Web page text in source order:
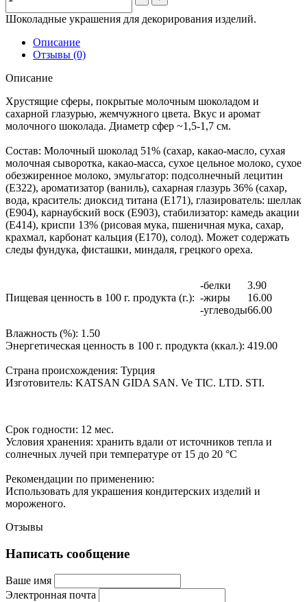
Шоколадные украшения для декорирования изделий.
Описание
Отзывы (0)
Описание
Хрустящие сферы, покрытые молочным шоколадом и
сахарной глазурью, жемчужного цвета. Вкус и аромат
молочного шоколада. Диаметр сфер ~1,5-1,7 см.
Состав: Молочный шоколад 51% (сахар, какао-масло, сухая
молочная сыворотка, какао-масса, сухое цельное молоко, сухое
обезжиренное молоко, эмульгатор: подсолнечный лецитин
(Е322), ароматизатор (ваниль), сахарная глазурь 36% (сахар,
вода, краситель: диоксид титана (Е171), глазирователь: шеллак
(Е904), карнаубский воск (Е903), стабилизатор: камедь акации
(Е414), криспи 13% (рисовая мука, пшеничная мука, сахар,
крахмал, карбонат кальция (Е170), солод). Может содержать
следы фундука, фисташки, миндаля, грецкого ореха.
Пищевая ценность в 100 г. продукта (г.):
-белки
3.90
-жиры
16.00
-углеводы66.00
Влажность (%): 1.50
Энергетическая ценность в 100 г. продукта (ккал.): 419.00
Страна происхождения: Турция
Изготовитель: KATSAN GIDA SAN. Ve TIC. LTD. STI.
Срок годности: 12 мес.
Условия хранения: хранить вдали от источников тепла и
солнечных лучей при температуре от 15 до 20 °C
Рекомендации по применению:
Использовать для украшения кондитерских изделий и
мороженого.
Отзывы
Написать сообщение
Ваше имя
Электронная почта